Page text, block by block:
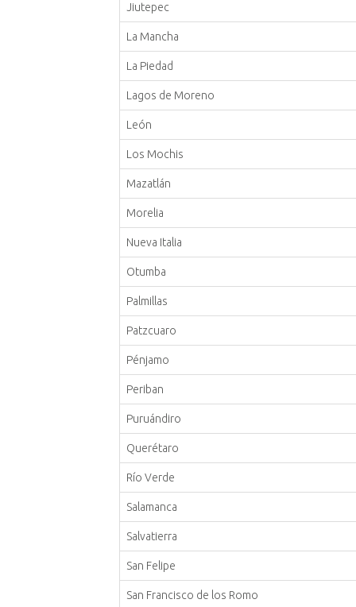
Jiutepec
La Mancha
La Piedad
Lagos de Moreno
León
Los Mochis
Mazatlán
Morelia
Nueva Italia
Otumba
Palmillas
Patzcuaro
Pénjamo
Periban
Puruándiro
Querétaro
Río Verde
Salamanca
Salvatierra
San Felipe
San Francisco de los Romo